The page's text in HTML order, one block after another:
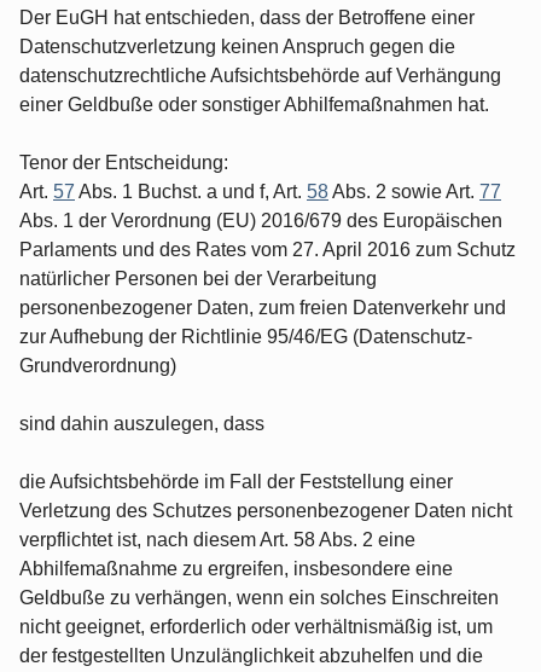
Der EuGH hat entschieden, dass der Betroffene einer
Datenschutzverletzung keinen Anspruch gegen die
datenschutzrechtliche Aufsichtsbehörde auf Verhängung
einer Geldbuße oder sonstiger Abhilfemaßnahmen hat.
Tenor der Entscheidung:
Art. 57 Abs. 1 Buchst. a und f, Art. 58Abs. 2 sowie Art. 77
Abs. 1 der Verordnung (EU) 2016/679 des Europäischen
Parlaments und des Rates vom 27. April 2016 zum Schutz
natürlicher Personen bei der Verarbeitung
personenbezogener Daten, zum freien Datenverkehr und
zur Aufhebung der Richtlinie 95/46/EG (Datenschutz-
Grundverordnung)
sind dahin auszulegen, dass
die Aufsichtsbehörde im Fall der Feststellung einer
Verletzung des Schutzes personenbezogener Daten nicht
verpflichtet ist, nach diesem Art. 58 Abs. 2 eine
Abhilfemaßnahme zu ergreifen, insbesondere eine
Geldbuße zu verhängen, wenn ein solches Einschreiten
nicht geeignet, erforderlich oder verhältnismäßig ist, um
der festgestellten Unzulänglichkeit abzuhelfen und die